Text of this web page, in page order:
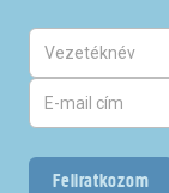
Feliratkozom